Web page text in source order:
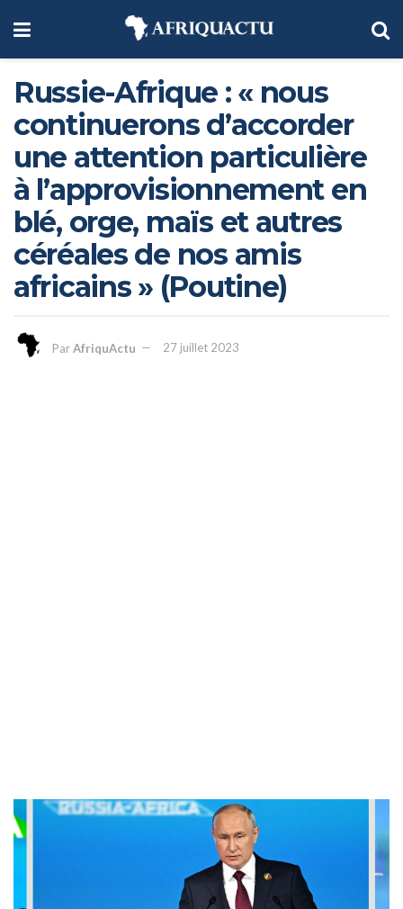
Russie-Afrique : « nous
continuerons d’accorder
une attention particulière
à l’approvisionnement en
blé, orge, maïs et autres
céréales de nos amis
africains » (Poutine)
ParAfriquActu 27 juillet 2023